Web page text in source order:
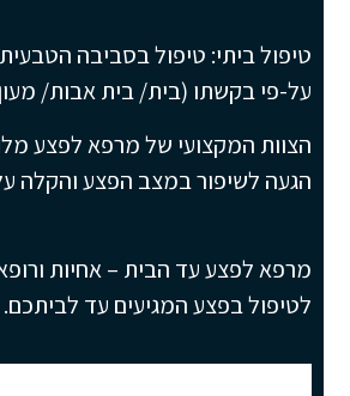
טיפול ביתי: טיפול בסביבה
על-פי בקשתו (בית/ בית אבות/
הצוות המקצועי של מרפא לפצע
הגעה לשיפור במצב הפצע והקלה
מרפא לפצע עד הבית – אחיות
לטיפול בפצע המגיעים עד לביתכם.